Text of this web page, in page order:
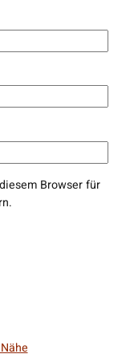
Browser für